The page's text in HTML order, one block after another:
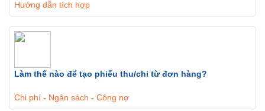
Hướng dẫn tích hợp
Làm thế nào để tạo phiếu thu/chi từ đơn hàng?
Chi phí - Ngân sách - Công nợ